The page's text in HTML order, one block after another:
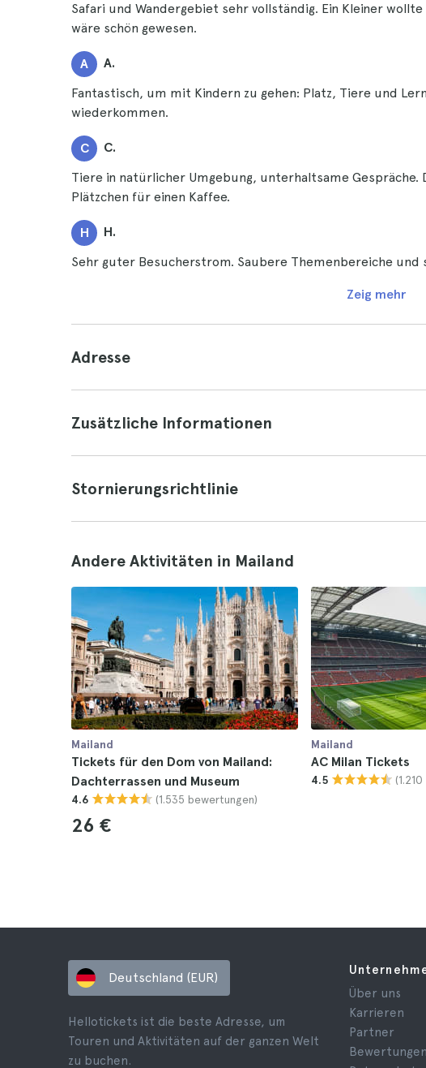
Safari und Wandergebiet sehr vollständig. Ein Kleiner
wäre schön gewesen.
A A.
Fantastisch, um mit Kindern zu gehen: Platz, Tiere und
wiederkommen.
C C.
Tiere in natürlicher Umgebung, unterhaltsame Gespräche.
Plätzchen für einen Kaffee.
H H.
Sehr guter Besucherstrom. Saubere Themenbereiche und
Zeig mehr
Adresse
Zusätzliche Informationen
Stornierungsrichtlinie
Andere Aktivitäten in Mailand
Mailand
Tickets für den Dom von Mailand:
Dachterrassen und Museum
4.6 (1.535 bewertungen)
26 €
Mailand
AC Milan Tickets
4.5
Deutschland (EUR)
Hellotickets ist die beste Adresse, um
Touren und Aktivitäten auf der ganzen Welt
zu buchen.
Über uns
Karrieren
Partner
Bewertungen